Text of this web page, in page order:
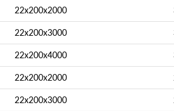
22х200х2000
22х200х3000
22х200х4000
22х200х2000
22х200х3000